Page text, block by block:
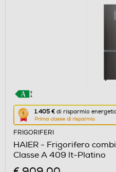
1.405 € di risparmio
Prima classe di risparmio
Questa
azione
aprirà
il
Calcolatore
FRIGORIFERI
HAIER - Frigorifero
Classe A 409 lt-Platino